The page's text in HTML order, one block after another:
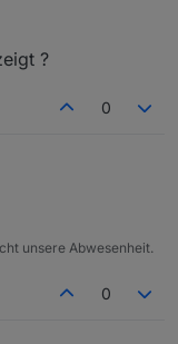
?
0
unsere Abwesenheit.
0